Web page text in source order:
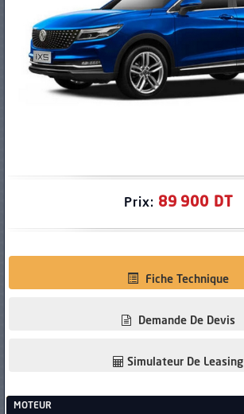
Prix: 89 900 DT
Fiche Technique
Demande De Devis
Simulateur De Leasing
MOTEUR
PNEUS